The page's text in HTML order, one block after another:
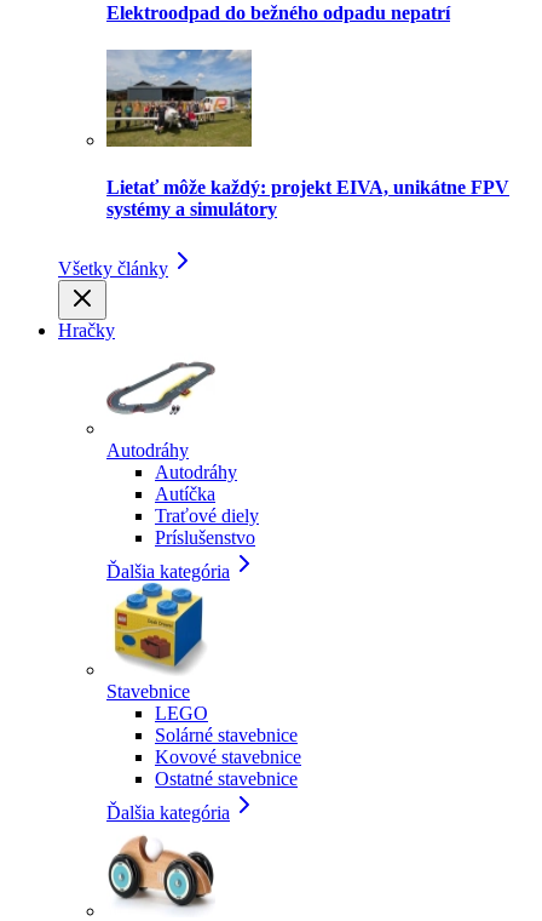
Elektroodpad do bežného odpadu nepatrí
Lietať môže každý: projekt EIVA, unikátne FPV
systémy a simulátory
Všetky články
Hračky
Autodráhy
Autodráhy
Autíčka
Traťové diely
Príslušenstvo
Ďalšia kategória
Stavebnice
LEGO
Solárné stavebnice
Kovové stavebnice
Ostatné stavebnice
Ďalšia kategória